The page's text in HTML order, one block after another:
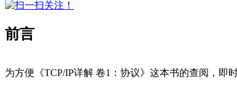
前言
为方便《TCP/IP详解 卷1：协议》这本书的查阅，即